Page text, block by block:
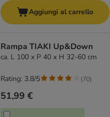
Aggiungi al carrello
Rampa TIAKI Up&Down
ca. L 100 x P 40 x H 32-60 cm
51,99 €
Rating: 3.8/5 (70)